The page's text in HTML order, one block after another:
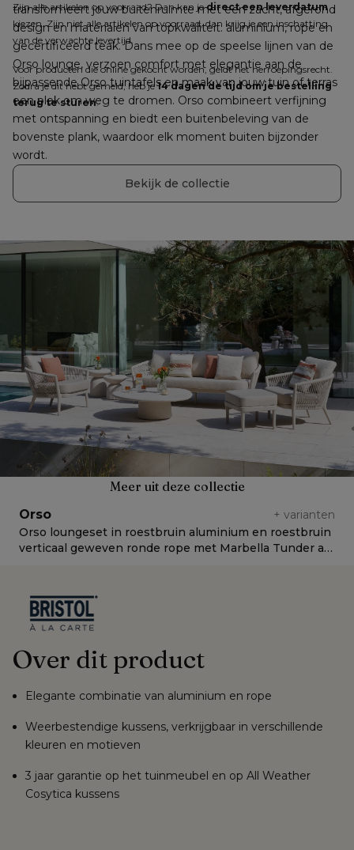
Zijn alle artikelen op voorraad? Dan kan je direct een leverdatum
kiezen. Zijn niet alle artikelen op voorraad, dan krijg je een inschatting
van de verwachte levertijd.
Voor producten die online gekocht worden, geldt het herroepingsrecht.
Zodra je dit hebt gemeld, heb je 14 dagen de tijd om je bestelling
terug te sturen.
transformeert jouw buitenruimte met een zacht, afgerond
design en materialen van topkwaliteit: aluminium, rope en
gecertificeerd teak. Dans mee op de speelse lijnen van de
Orso lounge, verzoen comfort met elegantie aan de
bijpassende Orso tuintafels en maak van jouw tuin of terras
een plek om weg te dromen. Orso combineert verfijning
met ontspanning en biedt een buitenbeleving van de
bovenste plank, waardoor elk moment buiten bijzonder
wordt.
Bekijk de collectie
Meer uit deze collectie
Orso + varianten
Orso loungeset in roestbruin aluminium en roestbruin
verticaal geweven ronde rope met Marbella Tunder all
Over dit product
Elegante combinatie van aluminium en rope
Weerbestendige kussens, verkrijgbaar in verschillende
kleuren en motieven
3 jaar garantie op het tuinmeubel en op All Weather
Cosytica kussens